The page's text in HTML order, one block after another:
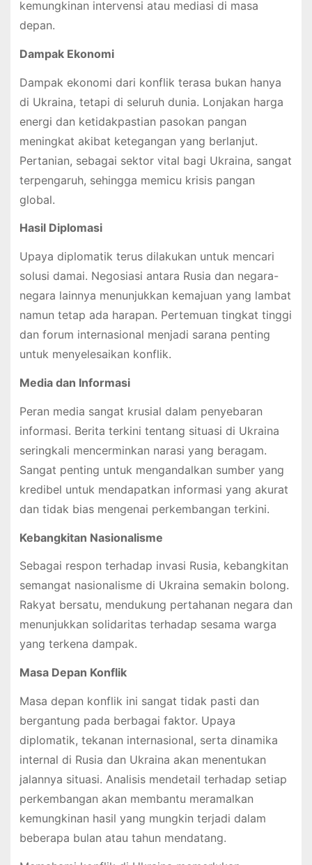
kemungkinan intervensi atau mediasi di masa
depan.
Dampak Ekonomi
Dampak ekonomi dari konflik terasa bukan hanya
di Ukraina, tetapi di seluruh dunia. Lonjakan harga
energi dan ketidakpastian pasokan pangan
meningkat akibat ketegangan yang berlanjut.
Pertanian, sebagai sektor vital bagi Ukraina, sangat
terpengaruh, sehingga memicu krisis pangan
global.
Hasil Diplomasi
Upaya diplomatik terus dilakukan untuk mencari
solusi damai. Negosiasi antara Rusia dan negara-
negara lainnya menunjukkan kemajuan yang lambat
namun tetap ada harapan. Pertemuan tingkat tinggi
dan forum internasional menjadi sarana penting
untuk menyelesaikan konflik.
Media dan Informasi
Peran media sangat krusial dalam penyebaran
informasi. Berita terkini tentang situasi di Ukraina
seringkali mencerminkan narasi yang beragam.
Sangat penting untuk mengandalkan sumber yang
kredibel untuk mendapatkan informasi yang akurat
dan tidak bias mengenai perkembangan terkini.
Kebangkitan Nasionalisme
Sebagai respon terhadap invasi Rusia, kebangkitan
semangat nasionalisme di Ukraina semakin bolong.
Rakyat bersatu, mendukung pertahanan negara dan
menunjukkan solidaritas terhadap sesama warga
yang terkena dampak.
Masa Depan Konflik
Masa depan konflik ini sangat tidak pasti dan
bergantung pada berbagai faktor. Upaya
diplomatik, tekanan internasional, serta dinamika
internal di Rusia dan Ukraina akan menentukan
jalannya situasi. Analisis mendetail terhadap setiap
perkembangan akan membantu meramalkan
kemungkinan hasil yang mungkin terjadi dalam
beberapa bulan atau tahun mendatang.